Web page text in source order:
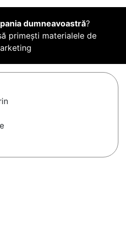
dumneavoastră?
primești materialele de